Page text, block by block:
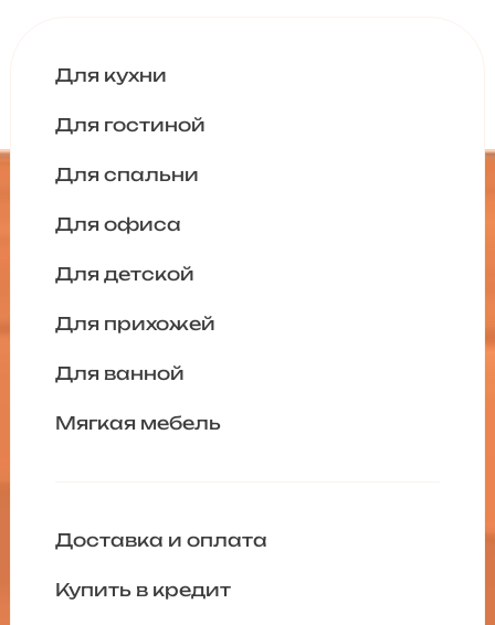
Для кухни
Для гостиной
Для спальни
Для офиса
Для детской
Для прихожей
Для ванной
Мягкая мебель
Доставка и оплата
Купить в кредит